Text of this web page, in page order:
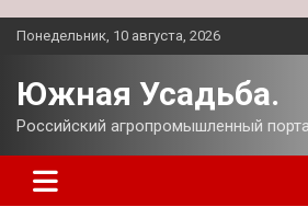
Перейти
Понедельник, 10 августа, 2026
Южная Усадьба.
Российский агропромышленный